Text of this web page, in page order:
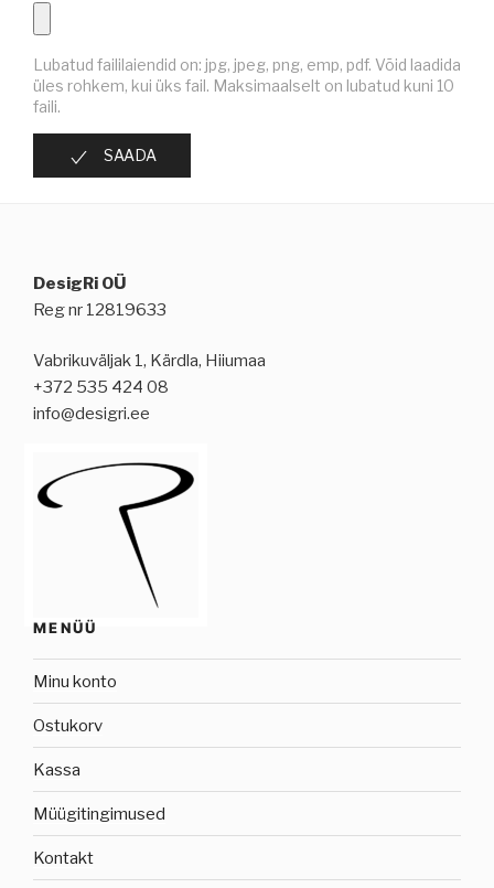
Lubatud faililaiendid on: jpg, jpeg, png, emp, pdf. Võid laadida
üles rohkem, kui üks fail. Maksimaalselt on lubatud kuni 10
faili.
SAADA
DesigRi OÜ
Reg nr 12819633
Vabrikuväljak 1, Kärdla, Hiiumaa
+372 535 424 08
info@desigri.ee
MENÜÜ
Minu konto
Ostukorv
Kassa
Müügitingimused
Kontakt